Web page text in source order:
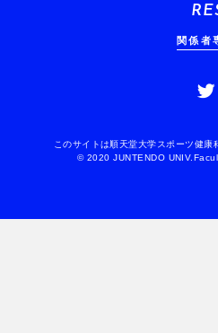
関係者
このサイトは順天堂大学スポーツ健康
© 2020 JUNTENDO